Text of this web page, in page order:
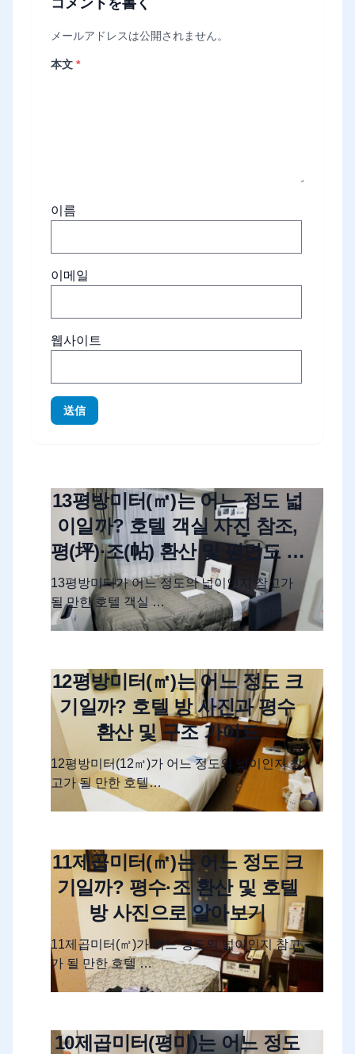
コメントを書く
メールアドレスは公開されません。
本文 *
이름
이메일
웹사이트
送信
13평방미터(㎡)는 어느 정도 넓
이일까? 호텔 객실 사진 참조,
평(坪)·조(帖) 환산 및 평면도 해
설
13평방미터가 어느 정도의 넓이인지 참고가
될 만한 호텔 객실 …
12평방미터(㎡)는 어느 정도 크
기일까? 호텔 방 사진과 평수
환산 및 구조 가이드
12평방미터(12㎡)가 어느 정도의 넓이인지 참
고가 될 만한 호텔…
11제곱미터(㎡)는 어느 정도 크
기일까? 평수·조 환산 및 호텔
방 사진으로 알아보기
11제곱미터(㎡)가 어느 정도의 넓이인지 참고
가 될 만한 호텔 …
10제곱미터(평미)는 어느 정도